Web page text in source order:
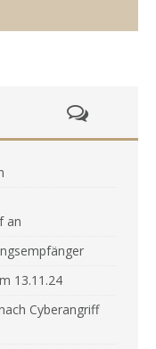
an
13.11.24
Cyberangriff